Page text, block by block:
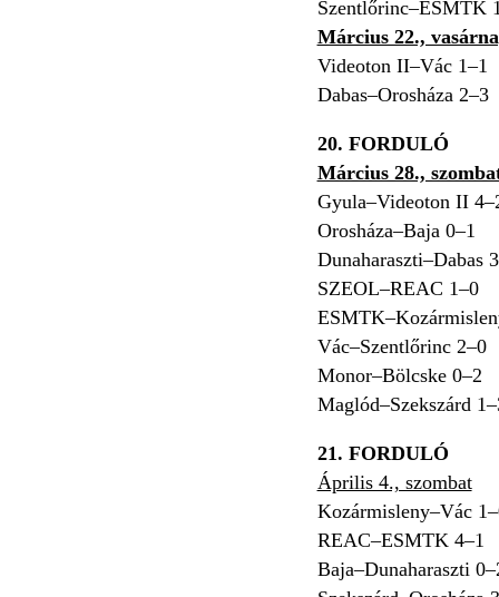
Szentlőrinc–ESMTK
Március 22.,
Videoton II–Vác 1–1
Dabas–Orosháza 2–3
20. FORDULÓ
Március 28.,
Gyula–Videoton II
Orosháza–Baja 0–1
Dunaharaszti–Dabas
SZEOL–REAC 1–0
Vác–Szentlőrinc 2–0
Monor–Bölcske 0–2
Maglód–Szekszárd
21. FORDULÓ
Április 4., szombat
Kozármisleny–Vác
REAC–ESMTK 4–1
Baja–Dunaharaszti